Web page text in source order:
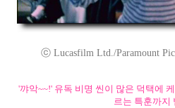
ⓒ Lucasfilm Ltd./Paramount
'꺄악~~!' 유독 비명 씬이 많은 덕택에
르는 특훈까지